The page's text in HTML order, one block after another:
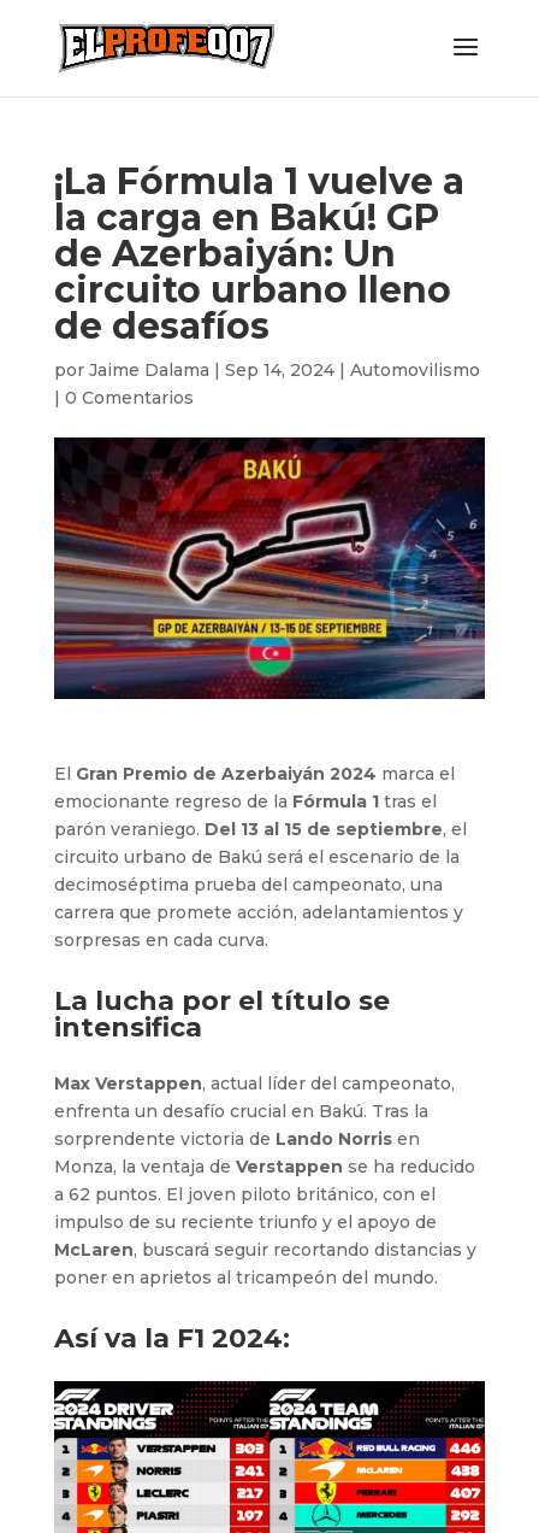
¡La Fórmula 1 vuelve a
la carga en Bakú! GP
de Azerbaiyán: Un
circuito urbano lleno
de desafíos
por Jaime Dalama | Sep 14, 2024| Automovilismo
| 0 Comentarios
El Gran Premio de Azerbaiyán 2024 marca el
emocionante regreso de la Fórmula 1tras el
parón veraniego. Del 13 al 15 de septiembre, el
circuito urbano de Bakú será el escenario de la
decimoséptima prueba del campeonato, una
carrera que promete acción, adelantamientos y
sorpresas en cada curva.
La lucha por el título se
intensifica
Max Verstappen, actual líder del campeonato,
enfrenta un desafío crucial en Bakú. Tras la
sorprendente victoria de Lando Norrisen
Monza, la ventaja de Verstappen se ha reducido
a 62 puntos. El joven piloto británico, con el
impulso de su reciente triunfo y el apoyo de
McLaren, buscará seguir recortando distancias y
poner en aprietos al tricampeón del mundo.
Así va la F1 2024: